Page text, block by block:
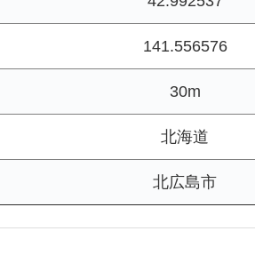
141.556576
30m
北海道
北広島市